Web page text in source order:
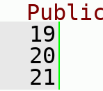
19
20
21